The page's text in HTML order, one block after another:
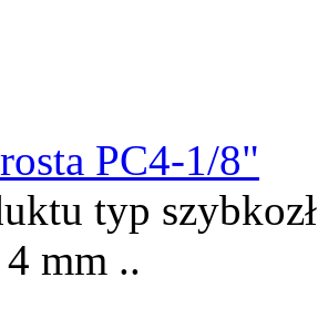
PC4-1/8"
typ
mm ..